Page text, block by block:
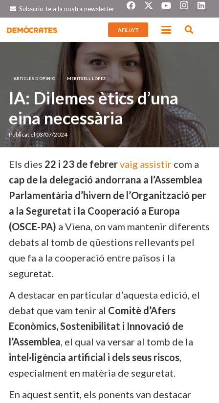
Subscriu-te a la nostra newsletter
AFILIA’T
ARTICLES D’OPINIÓ MERITXELL LÓPEZ
IA: Dilemes ètics d’una
eina necessària
Publicat el03/07/2024
Els dies 22 i 23 de febrervaig assistir com a
cap de la delegació andorrana a l’Assemblea
Parlamentària d’hivern de l’Organització per
a la Seguretat i la Cooperació a Europa
(OSCE-PA) a Viena, on vam mantenir diferents
debats al tomb de qüestions rellevants pel
que fa a la cooperació entre països i la
seguretat.
A destacar en particular d’aquesta edició, el
debat que vam tenir al Comitè d’Afers
Econòmics, Sostenibilitat i Innovació de
l’Assemblea, el qual va versar al tomb de la
intel·ligència artificial i dels seus riscos,
especialment en matèria de seguretat.
En aquest sentit, els ponents van destacar